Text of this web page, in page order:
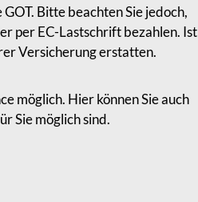
Bitte beachten Sie jedoch,
per EC-Lastschrift bezahlen. Ist
Versicherung erstatten.
möglich. Hier können Sie auch
Sie möglich sind.